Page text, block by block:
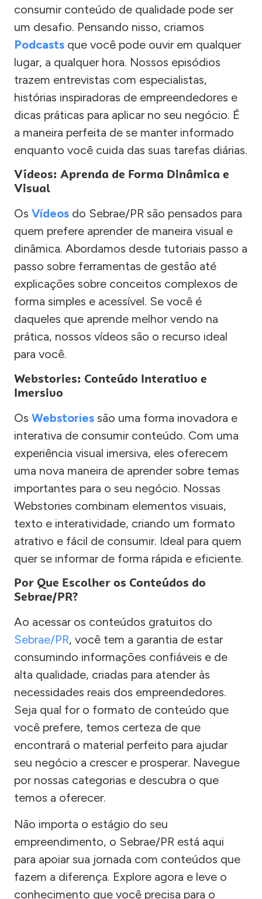
consumir conteúdo de qualidade pode ser
um desafio. Pensando nisso, criamos
Podcasts que você pode ouvir em qualquer
lugar, a qualquer hora. Nossos episódios
trazem entrevistas com especialistas,
histórias inspiradoras de empreendedores e
dicas práticas para aplicar no seu negócio. É
a maneira perfeita de se manter informado
enquanto você cuida das suas tarefas diárias.
Vídeos: Aprenda de Forma Dinâmica e
Visual
Os Vídeos do Sebrae/PR são pensados para
quem prefere aprender de maneira visual e
dinâmica. Abordamos desde tutoriais passo a
passo sobre ferramentas de gestão até
explicações sobre conceitos complexos de
forma simples e acessível. Se você é
daqueles que aprende melhor vendo na
prática, nossos vídeos são o recurso ideal
para você.
Webstories: Conteúdo Interativo e
Imersivo
Os Webstories são uma forma inovadora e
interativa de consumir conteúdo. Com uma
experiência visual imersiva, eles oferecem
uma nova maneira de aprender sobre temas
importantes para o seu negócio. Nossas
Webstories combinam elementos visuais,
texto e interatividade, criando um formato
atrativo e fácil de consumir. Ideal para quem
quer se informar de forma rápida e eficiente.
Por Que Escolher os Conteúdos do
Sebrae/PR?
Ao acessar os conteúdos gratuitos do
Sebrae/PR, você tem a garantia de estar
consumindo informações confiáveis e de
alta qualidade, criadas para atender às
necessidades reais dos empreendedores.
Seja qual for o formato de conteúdo que
você prefere, temos certeza de que
encontrará o material perfeito para ajudar
seu negócio a crescer e prosperar. Navegue
por nossas categorias e descubra o que
temos a oferecer.
Não importa o estágio do seu
empreendimento, o Sebrae/PR está aqui
para apoiar sua jornada com conteúdos que
fazem a diferença. Explore agora e leve o
conhecimento que você precisa para o